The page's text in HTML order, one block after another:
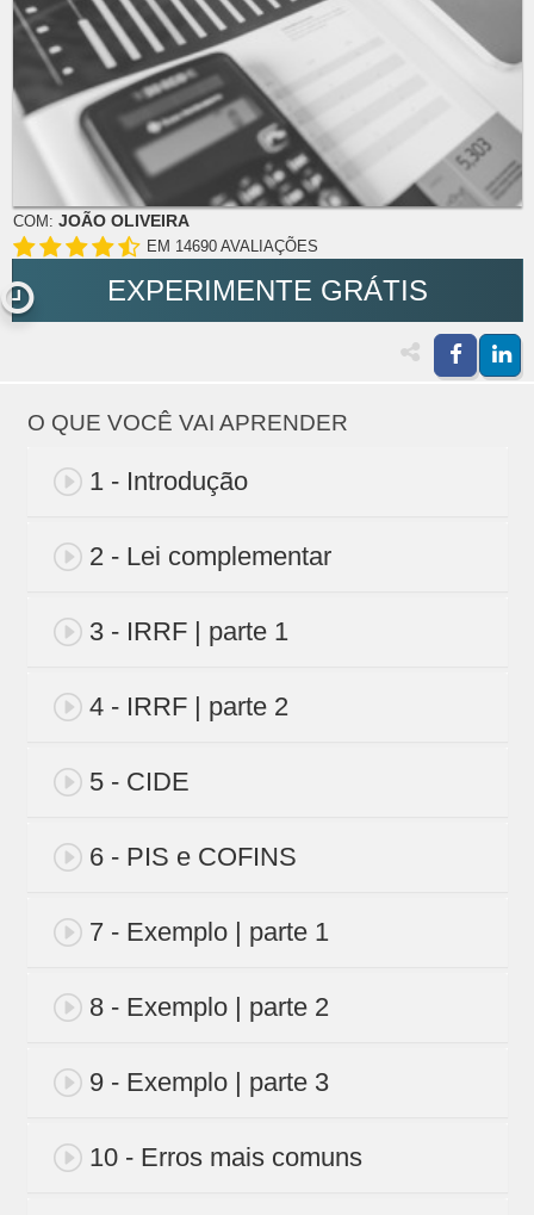
COM: JOÃO OLIVEIRA
EM 14690 AVALIAÇÕES
EXPERIMENTE GRÁTIS
O QUE VOCÊ VAI APRENDER
1 - Introdução
2 - Lei complementar
3 - IRRF | parte 1
4 - IRRF | parte 2
5 - CIDE
6 - PIS e COFINS
7 - Exemplo | parte 1
8 - Exemplo | parte 2
9 - Exemplo | parte 3
10 - Erros mais comuns